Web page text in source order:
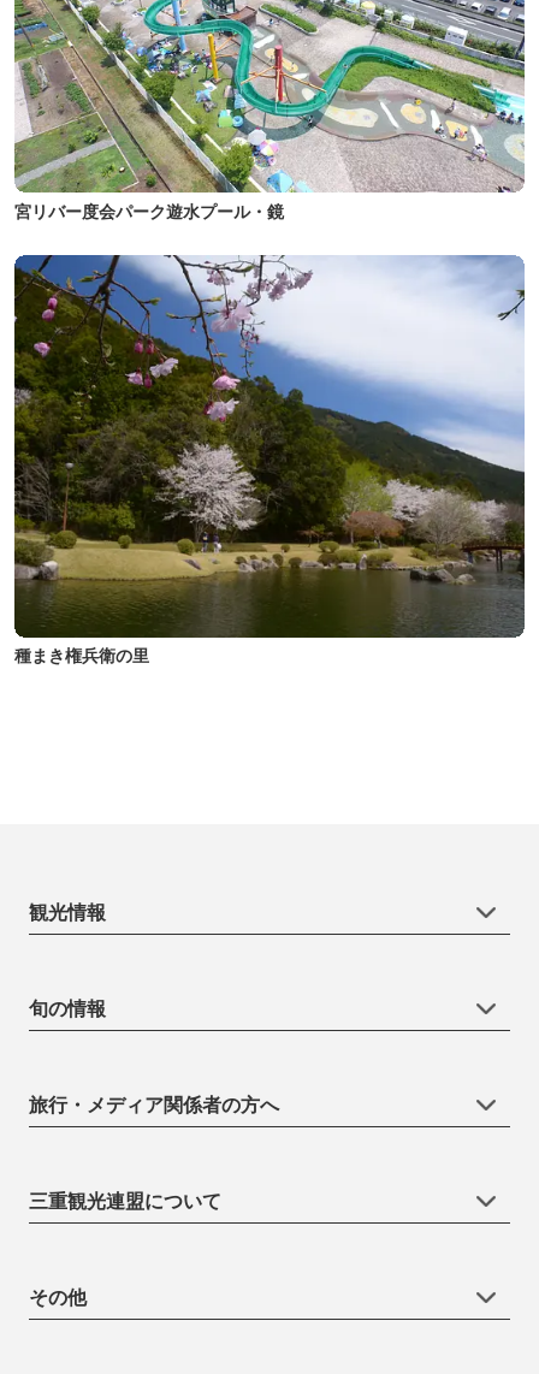
宮リバー度会パーク遊水プール・鏡
種まき権兵衛の里
観光情報
旬の情報
旅行・メディア関係者の方へ
三重観光連盟について
その他